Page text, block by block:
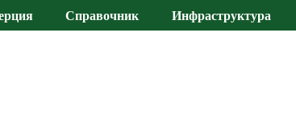
Справочник Инфраструктура